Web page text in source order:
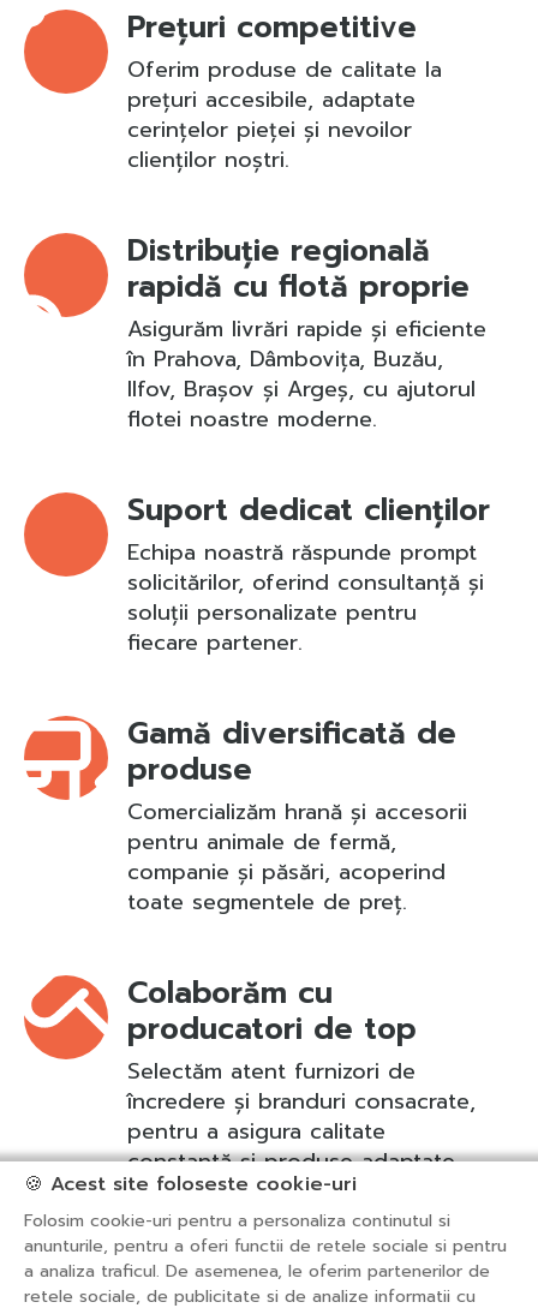
Prețuri competitive
Oferim produse de calitate la
prețuri accesibile, adaptate
cerințelor pieței și nevoilor
clienților noștri.
Distribuție regională
rapidă cu flotă proprie
Asigurăm livrări rapide și eficiente
în Prahova, Dâmbovița, Buzău,
Ilfov, Brașov și Argeș, cu ajutorul
flotei noastre moderne.
Suport dedicat clienților
Echipa noastră răspunde prompt
solicitărilor, oferind consultanță și
soluții personalizate pentru
fiecare partener.
Gamă diversificată de
produse
Comercializăm hrană și accesorii
pentru animale de fermă,
companie și păsări, acoperind
toate segmentele de preț.
Colaborăm cu
producatori de top
Selectăm atent furnizori de
încredere și branduri consacrate,
pentru a asigura calitate
constantă și produse adaptate
nevoilor partenerilor noștri.
🍪 Acest site foloseste cookie-uri
Folosim cookie-uri pentru a personaliza continutul si
anunturile, pentru a oferi functii de retele sociale si pentru
a analiza traficul. De asemenea, le oferim partenerilor de
retele sociale, de publicitate si de analize informatii cu